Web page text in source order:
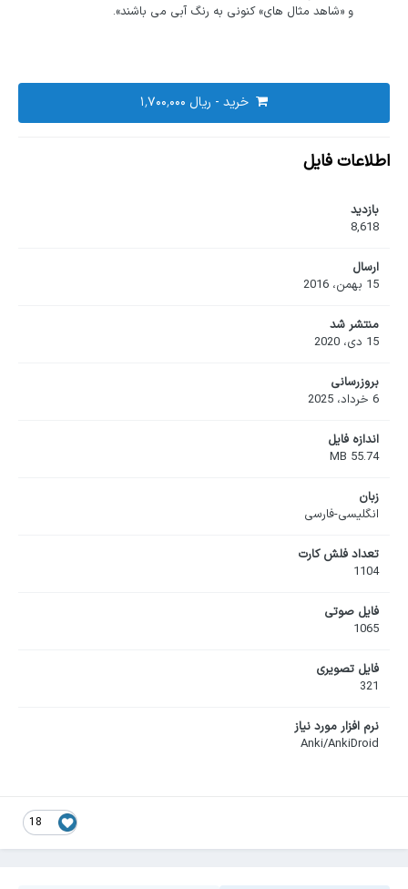
و «شاهد مثال های» کنونی به رنگ آبی می باشند».
خرید -
اطلاعات فایل
بازدید
8,618
ارسال
15 بهمن، 2016
منتشر شد
15 دی، 2020
بروزرسانی
6 خرداد، 2025
اندازه فایل
55.74 MB
زبان
انگلیسی-فارسی
تعداد فلش کارت
1104
فایل صوتی
1065
فایل تصویری
321
نرم افزار مورد نیاز
Anki/AnkiDroid
18